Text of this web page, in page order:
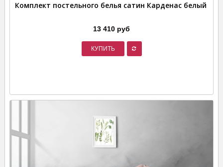
Комплект постельного белья сатин Карденас белый
13 410 руб
КУПИТЬ